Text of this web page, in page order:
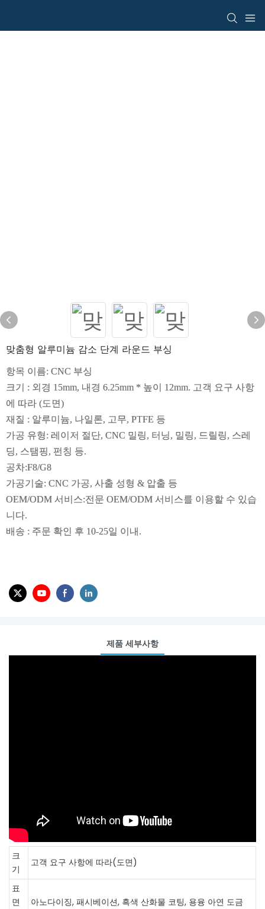
맞춤형 알루미늄 감소 단계 라운드 부싱
항목 이름: CNC 부싱
크기 : 외경 15mm, 내경 6.25mm * 높이 12mm. 고객 요구 사항
에 따라 (도면)
재질 : 알루미늄, 나일론, 고무, PTFE 등
가공 유형: 레이저 절단, CNC 밀링, 터닝, 밀링, 드릴링, 스레
딩, 스탬핑, 펀칭 등.
공차:F8/G8
가공기술: CNC 가공, 사출 성형 & 압출 등
OEM/ODM 서비스:전문 OEM/ODM 서비스를 이용할 수 있습
니다.
배송 : 주문 확인 후 10-25일 이내.
제품 세부사항
크
기
고객 요구 사항에 따라(도면)
표
면
아노다이징, 패시베이션, 흑색 산화물 코팅, 용융 아연 도금